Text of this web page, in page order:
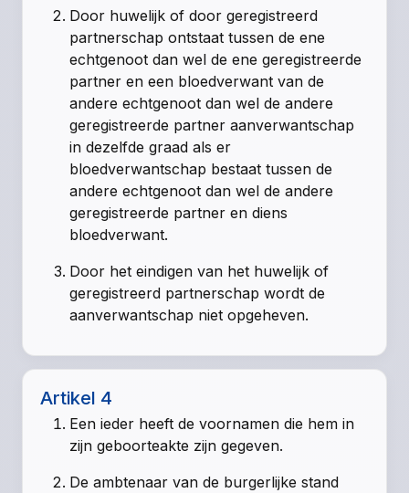
Door huwelijk of door geregistreerd
partnerschap ontstaat tussen de ene
echtgenoot dan wel de ene geregistreerde
partner en een bloedverwant van de
andere echtgenoot dan wel de andere
geregistreerde partner aanverwantschap
in dezelfde graad als er
bloedverwantschap bestaat tussen de
andere echtgenoot dan wel de andere
geregistreerde partner en diens
bloedverwant.
Door het eindigen van het huwelijk of
geregistreerd partnerschap wordt de
aanverwantschap niet opgeheven.
Artikel 4
Een ieder heeft de voornamen die hem in
zijn geboorteakte zijn gegeven.
De ambtenaar van de burgerlijke stand